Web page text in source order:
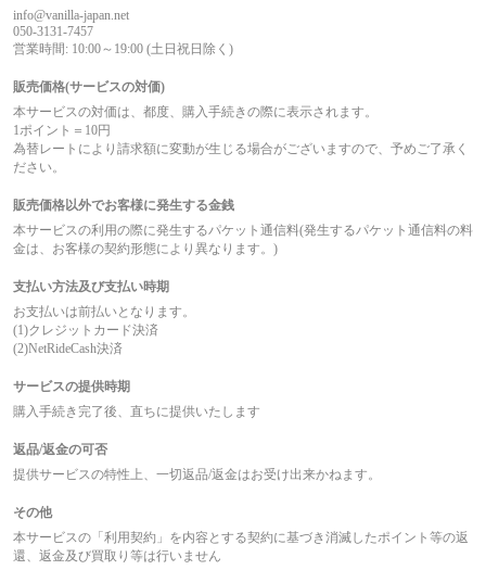
info@vanilla-japan.net
050-3131-7457
営業時間: 10:00～19:00 (土日祝日除く)
販売価格(サービスの対価)
本サービスの対価は、都度、購入手続きの際に表示されます。
1ポイント＝10円
為替レートにより請求額に変動が生じる場合がございますので、予めご了承く
ださい。
販売価格以外でお客様に発生する金銭
本サービスの利用の際に発生するパケット通信料(発生するパケット通信料の料
金は、お客様の契約形態により異なります。)
支払い方法及び支払い時期
お支払いは前払いとなります。
(1)クレジットカード決済
(2)NetRideCash決済
サービスの提供時期
購入手続き完了後、直ちに提供いたします
返品/返金の可否
提供サービスの特性上、一切返品/返金はお受け出来かねます。
その他
本サービスの「利用契約」を内容とする契約に基づき消滅したポイント等の返
還、返金及び買取り等は行いません